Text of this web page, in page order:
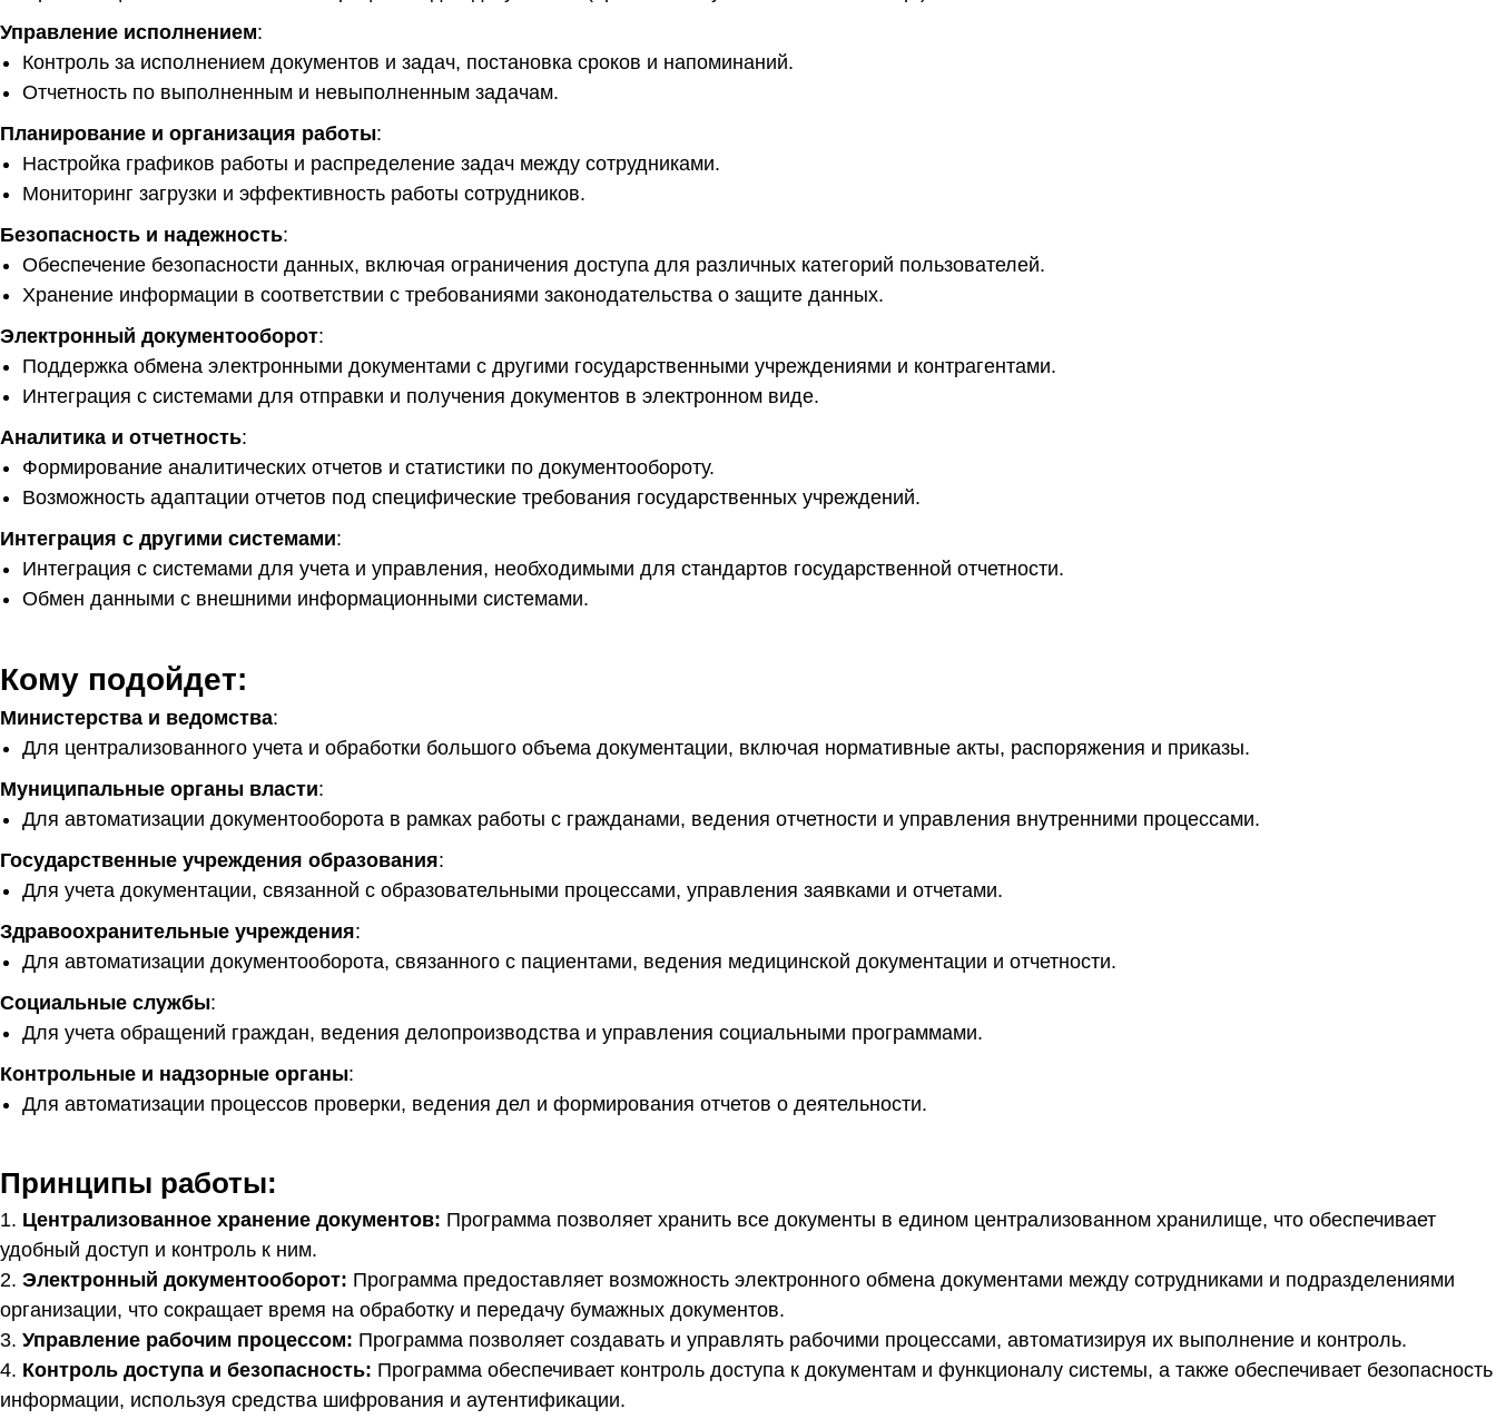
Управление исполнением:
Контроль за исполнением документов и задач, постановка сроков и напоминаний.
Отчетность по выполненным и невыполненным задачам.
Планирование и организация работы:
Настройка графиков работы и распределение задач между сотрудниками.
Мониторинг загрузки и эффективность работы сотрудников.
Безопасность и надежность:
Обеспечение безопасности данных, включая ограничения доступа для различных категорий пользователей.
Хранение информации в соответствии с требованиями законодательства о защите данных.
Электронный документооборот:
Поддержка обмена электронными документами с другими государственными учреждениями и контрагентами.
Интеграция с системами для отправки и получения документов в электронном виде.
Аналитика и отчетность:
Формирование аналитических отчетов и статистики по документообороту.
Возможность адаптации отчетов под специфические требования государственных учреждений.
Интеграция с другими системами:
Интеграция с системами для учета и управления, необходимыми для стандартов государственной отчетности.
Обмен данными с внешними информационными системами.
Кому подойдет:
Министерства и ведомства:
Для централизованного учета и обработки большого объема документации, включая нормативные акты, распоряжения и приказы.
Муниципальные органы власти:
Для автоматизации документооборота в рамках работы с гражданами, ведения отчетности и управления внутренними процессами.
Государственные учреждения образования:
Для учета документации, связанной с образовательными процессами, управления заявками и отчетами.
Здравоохранительные учреждения:
Для автоматизации документооборота, связанного с пациентами, ведения медицинской документации и отчетности.
Социальные службы:
Для учета обращений граждан, ведения делопроизводства и управления социальными программами.
Контрольные и надзорные органы:
Для автоматизации процессов проверки, ведения дел и формирования отчетов о деятельности.
Принципы работы:
1. Централизованное хранение документов: Программа позволяет хранить все документы в едином централизованном хранилище, что обеспечивает
удобный доступ и контроль к ним.
2. Электронный документооборот: Программа предоставляет возможность электронного обмена документами между сотрудниками и подразделениями
организации, что сокращает время на обработку и передачу бумажных документов.
3. Управление рабочим процессом: Программа позволяет создавать и управлять рабочими процессами, автоматизируя их выполнение и контроль.
4. Контроль доступа и безопасность: Программа обеспечивает контроль доступа к документам и функционалу системы, а также обеспечивает безопасность
информации, используя средства шифрования и аутентификации.